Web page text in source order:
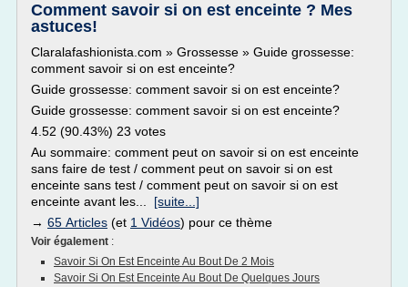
Comment savoir si on est enceinte ? Mes
astuces!
Claralafashionista.com » Grossesse » Guide grossesse:
comment savoir si on est enceinte?
Guide grossesse: comment savoir si on est enceinte?
Guide grossesse: comment savoir si on est enceinte?
4.52 (90.43%) 23 votes
Au sommaire: comment peut on savoir si on est enceinte
sans faire de test / comment peut on savoir si on est
enceinte sans test / comment peut on savoir si on est
enceinte avant les... [suite...]
→ 65 Articles (et 1 Vidéos) pour ce thème
Voir également :
Savoir Si On Est Enceinte Au Bout De 2 Mois
Savoir Si On Est Enceinte Au Bout De Quelques Jours